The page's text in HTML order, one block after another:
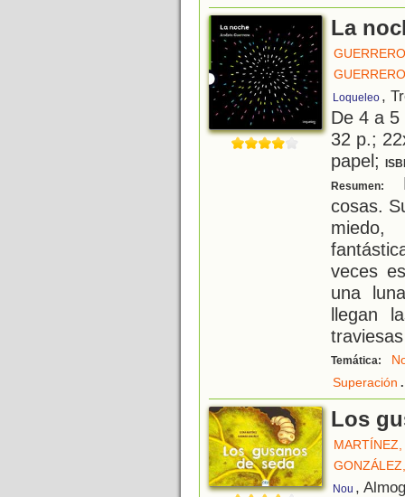
La
Loqueleo ,
De 4 a
32 p.;
papel;
Resumen:
cosas.
veces
una
llegan
Temática:
Superación .
Los
Nou ,